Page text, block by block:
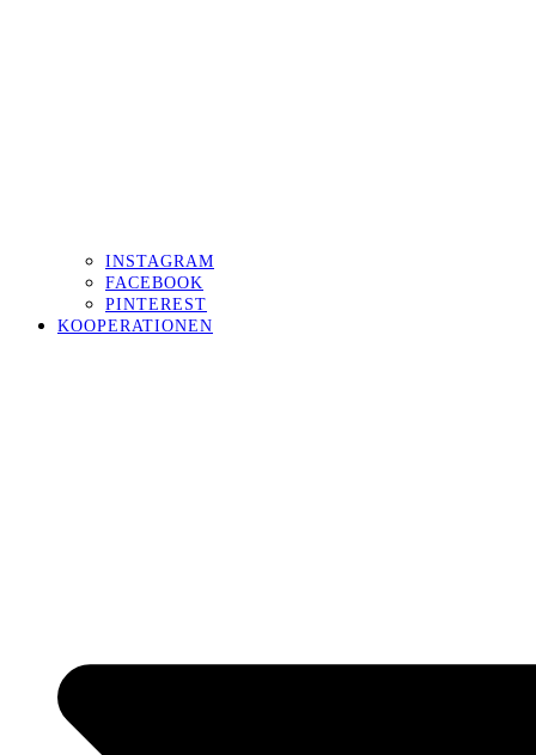
INSTAGRAM
FACEBOOK
PINTEREST
KOOPERATIONEN